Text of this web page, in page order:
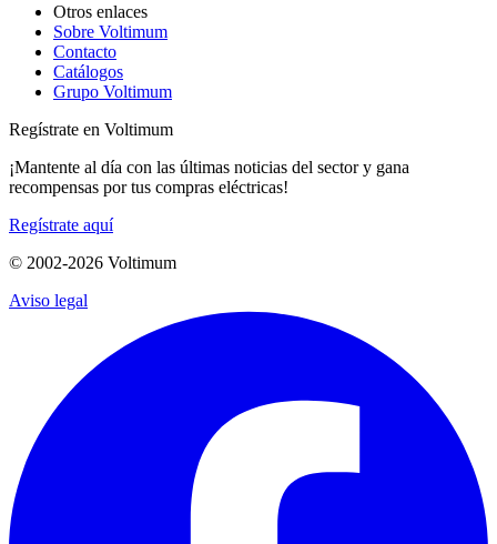
Otros enlaces
Sobre Voltimum
Contacto
Catálogos
Grupo Voltimum
Regístrate en Voltimum
¡Mantente al día con las últimas noticias del sector y gana
recompensas por tus compras eléctricas!
Regístrate aquí
© 2002-2026 Voltimum
Aviso legal